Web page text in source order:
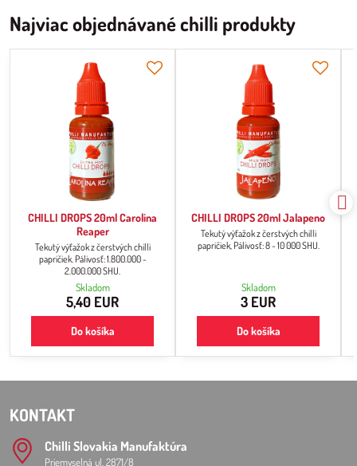
Najviac objednávané chilli produkty
CHILLI DROPS 20ml Carolina
Reaper
Tekutý výťažok z čerstvých chilli
papričiek. Pálivosť: 1.800.000 -
2.000.000 SHU.
Skladom
5,40 EUR
Do košíka
CHILLI DROPS 20ml Jalapeno
Tekutý výťažok z čerstvých chilli
papričiek, Pálivosť: 8 - 10 000 SHU.
Skladom
3 EUR
Do košíka
KONTAKT
Chilli Slovakia Manufaktúra
Priemyselná ul. 2871/8